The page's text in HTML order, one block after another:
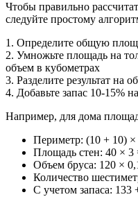
Чтобы правильно
следуйте простому
1. Определите общую
2. Умножьте площадь на
объем в кубометрах
3. Разделите результат на
4. Добавьте запас 10-15%
Например, для дома
Периметр: (10 + 10)
Площадь стен: 40 × 3
Объем бруса: 120 ×
Количество
С учетом запаса: 133